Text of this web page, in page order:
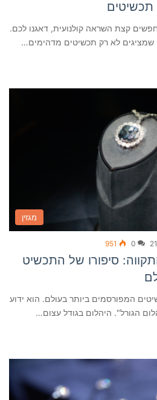
קצת השראה קולנועית, דאגנו לכם.
שמציגים לא רק תכשיטים מדהימים…
מגזין
0
951
סיפורו של התכשיט
המפורסמים ביותר בעולם. הוא ידוע
הגורל". היהלום בגודל עצום…